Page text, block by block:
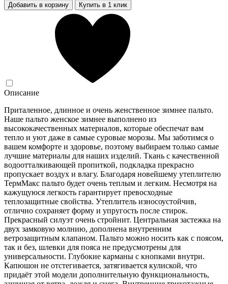
Добавить в корзину Купить в 1 клик
Описание
Приталенное, длинное и очень женственное зимнее пальто.
Наше пальто женское зимнее выполнено из
высококачественных материалов, которые обеспечат вам
тепло и уют даже в самые суровые морозы. Мы заботимся о
вашем комфорте и здоровье, поэтому выбираем только самые
лучшие материалы для наших изделий. Ткань с качественной
водоотталкивающей пропиткой, подкладка прекрасно
пропускает воздух и влагу. Благодаря новейшему утеплителю
ТермМакс пальто будет очень теплым и легким. Несмотря на
кажущуюся легкость гарантирует превосходные
теплозащитные свойства. Утеплитель износоустойчив,
отлично сохраняет форму и упругость после стирок.
Прекрасный силуэт очень стройнит. Центральная застежка на
двух замковую молнию, дополнена внутренним
ветрозащитным клапаном. Пальто можно носить как с поясом,
так и без, шлевки для пояса не предусмотрены для
универсальности. Глубокие карманы с кнопками внутри.
Капюшон не отстегивается, затягивается кулиской, что
придаёт этой модели дополнительную функциональность,